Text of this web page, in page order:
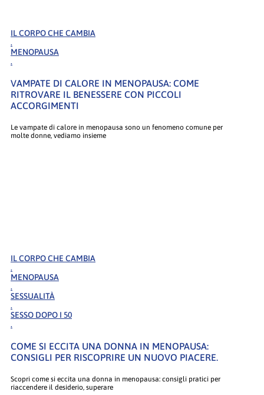
IL CORPO CHE CAMBIA
.
MENOPAUSA
.
VAMPATE DI CALORE IN MENOPAUSA: COME
RITROVARE IL BENESSERE CON PICCOLI
ACCORGIMENTI
Le vampate di calore in menopausa sono un fenomeno comune per
molte donne, vediamo insieme
IL CORPO CHE CAMBIA
.
MENOPAUSA
.
SESSUALITÀ
.
SESSO DOPO I 50
.
COME SI ECCITA UNA DONNA IN MENOPAUSA:
CONSIGLI PER RISCOPRIRE UN NUOVO PIACERE.
Scopri come si eccita una donna in menopausa: consigli pratici per
riaccendere il desiderio, superare